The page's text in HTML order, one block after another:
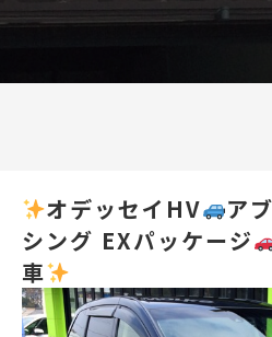
オデッセイHV
ア
シング EXパッケージ
車